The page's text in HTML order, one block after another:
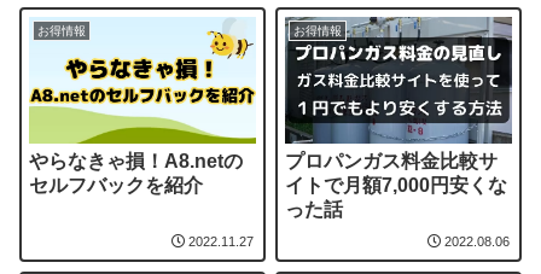
お得情報
やらなきゃ損！A8.netの
セルフバックを紹介
2022.11.27
お得情報
プロパンガス料金比較サ
イトで月額7,000円安くな
った話
2022.08.06